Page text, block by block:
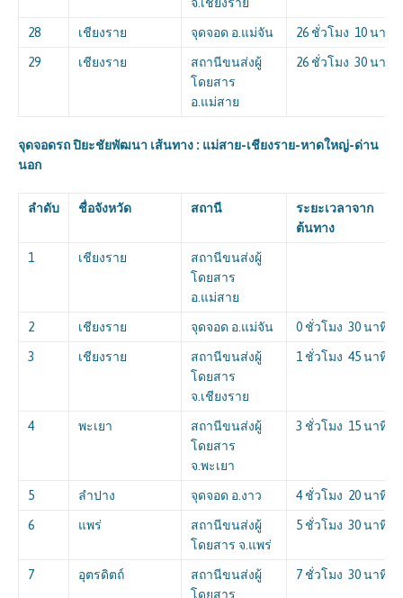
28 เชียงราย จุดจอด อ.แม่จัน 26 ชั่วโมง 10 นาที
29 เชียงราย
สถานีขนส่งผู้
โดยสาร
อ.แม่สาย
26 ชั่วโมง 30 นาที
จุดจอดรถ ปิยะชัยพัฒนา เส้นทาง : แม่สาย-เชียงราย-หาดใหญ่-ด่าน
นอก
ลำดับ ชื่อจังหวัด สถานี
ระยะเวลาจาก
ต้นทาง
1 เชียงราย
สถานีขนส่งผู้
โดยสาร
อ.แม่สาย
2 เชียงราย จุดจอด อ.แม่จัน 0 ชั่วโมง 30 นาที
3 เชียงราย
สถานีขนส่งผู้
โดยสาร
จ.เชียงราย
1 ชั่วโมง 45 นาที
4 พะเยา
สถานีขนส่งผู้
โดยสาร
จ.พะเยา
3 ชั่วโมง 15 นาที
5 ลำปาง จุดจอด อ.งาว 4 ชั่วโมง 20 นาที
6 แพร่
สถานีขนส่งผู้
โดยสาร จ.แพร่
5 ชั่วโมง 30 นาที
7 อุตรดิตถ์
สถานีขนส่งผู้
โดยสาร
7 ชั่วโมง 30 นาที